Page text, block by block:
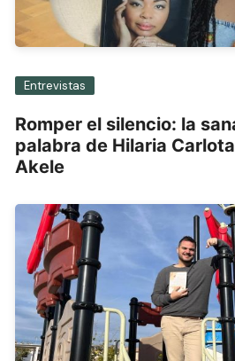
Entrevistas
Romper el silencio: la
palabra de Hilaria
Akele